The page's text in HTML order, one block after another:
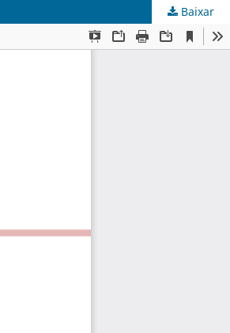
Baixar